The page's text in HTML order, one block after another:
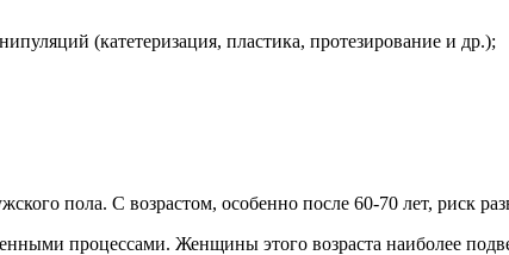
(катетеризация, пластика, протезирование и др.);
пола. С возрастом, особенно после 60-70 лет, риск
процессами. Женщины этого возраста наиболее